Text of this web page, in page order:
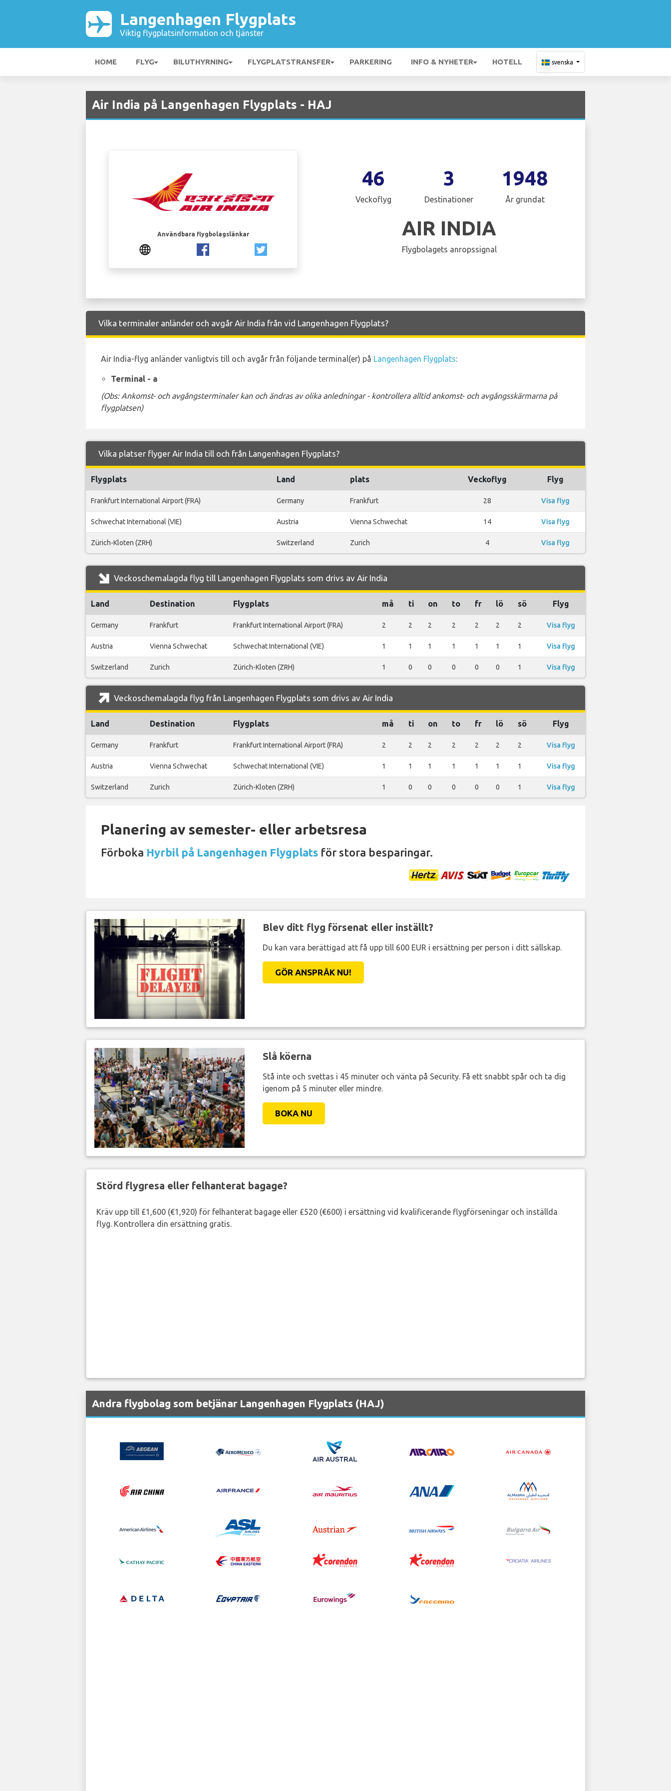
Langenhagen Flygplats
Viktig flygplatsinformation och tjänster
HOME FLYG BILUTHYRNING FLYGPLATSTRANSFER PARKERING INFO & NYHETER HOTELL svenska
Air India på Langenhagen Flygplats - HAJ
Användbara flygbolagslänkar
46
Veckoflyg
3
Destinationer
1948
År grundat
AIR INDIA
Flygbolagets anropssignal
Vilka terminaler anländer och avgår Air India från vid Langenhagen Flygplats?
Air India-flyg anländer vanligtvis till och avgår från följande terminal(er) på Langenhagen Flygplats:
Terminal - a
(Obs: Ankomst- och avgångsterminaler kan och ändras av olika anledningar - kontrollera alltid ankomst- och avgångsskärmarna på
flygplatsen)
Vilka platser flyger Air India till och från Langenhagen Flygplats?
Flygplats Land plats Veckoflyg Flyg
Frankfurt International Airport (FRA) Germany Frankfurt 28 Visa flyg
Schwechat International (VIE) Austria Vienna Schwechat 14 Visa flyg
Zürich-Kloten (ZRH) Switzerland Zurich 4 Visa flyg
Veckoschemalagda flyg till Langenhagen Flygplats som drivs av Air India
Land Destination Flygplats må ti on to fr lö sö Flyg
Germany Frankfurt Frankfurt International Airport (FRA) 2 2 2 2 2 2 2 Visa flyg
Austria Vienna Schwechat Schwechat International (VIE) 1 1 1 1 1 1 1 Visa flyg
Switzerland Zurich Zürich-Kloten (ZRH) 1 0 0 0 0 0 1 Visa flyg
Veckoschemalagda flyg från Langenhagen Flygplats som drivs av Air India
Land Destination Flygplats må ti on to fr lö sö Flyg
Germany Frankfurt Frankfurt International Airport (FRA) 2 2 2 2 2 2 2 Visa flyg
Austria Vienna Schwechat Schwechat International (VIE) 1 1 1 1 1 1 1 Visa flyg
Switzerland Zurich Zürich-Kloten (ZRH) 1 0 0 0 0 0 1 Visa flyg
Planering av semester- eller arbetsresa
Förboka Hyrbil på Langenhagen Flygplats för stora besparingar.
Blev ditt flyg försenat eller inställt?
Du kan vara berättigad att få upp till 600 EUR i ersättning per person i ditt sällskap.
GÖR ANSPRÅK NU!
Slå köerna
Stå inte och svettas i 45 minuter och vänta på Security. Få ett snabbt spår och ta dig
igenom på 5 minuter eller mindre.
BOKA NU
Störd flygresa eller felhanterat bagage?
Kräv upp till £1,600 (€1,920) för felhanterat bagage eller £520 (€600) i ersättning vid kvalificerande flygförseningar och inställda
flyg. Kontrollera din ersättning gratis.
Andra flygbolag som betjänar Langenhagen Flygplats (HAJ)